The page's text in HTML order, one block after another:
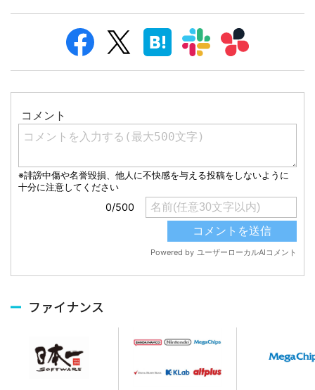
ファイナンス